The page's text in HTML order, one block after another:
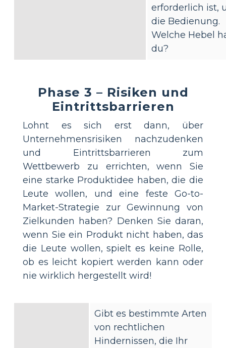
erforderlich ist,
die Bedienung.
Welche Hebel
du?
Phase 3 – Risiken und
Eintrittsbarrieren
Lohnt es sich erst dann, über
Unternehmensrisiken nachzudenken
und Eintrittsbarrieren zum
Wettbewerb zu errichten, wenn Sie
eine starke Produktidee haben, die die
Leute wollen, und eine feste Go-to-
Market-Strategie zur Gewinnung von
Zielkunden haben? Denken Sie daran,
wenn Sie ein Produkt nicht haben, das
die Leute wollen, spielt es keine Rolle,
ob es leicht kopiert werden kann oder
nie wirklich hergestellt wird!
Gibt es bestimmte Arten
von rechtlichen
Hindernissen, die Ihr